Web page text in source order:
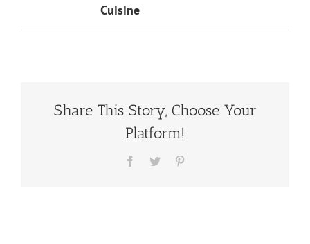
Cuisine
Share This Story, Choose Your
Platform!
Facebook
Twitter